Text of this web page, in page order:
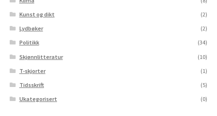
Kunst og dikt
(2)
Lydbøker
(2)
Politikk
(34)
Skjønnlitteratur
(10)
T-skjorter
(1)
Tidsskrift
(5)
Ukategorisert
(0)